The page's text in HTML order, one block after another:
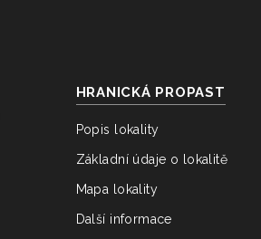
HRANICKÁ PROPAST
Popis lokality
Základní údaje o lokalitě
Mapa lokality
Další informace